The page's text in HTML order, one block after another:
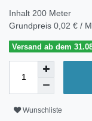
Inhalt 200 Meter
Grundpreis 0,02 € /
Versand ab dem
Wunschliste